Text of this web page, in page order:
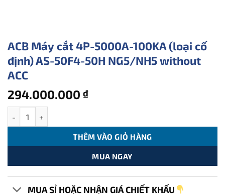
ACB Máy cắt 4P-5000A-100KA (loại cố
định) AS-50F4-50H NG5/NH5 without
ACC
294.000.000 ₫
THÊM VÀO GIỎ HÀNG
MUA NGAY
MUA SỈ HOẶC NHẬN GIÁ CHIẾT KHẤU